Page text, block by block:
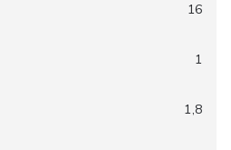
16
1
1,8